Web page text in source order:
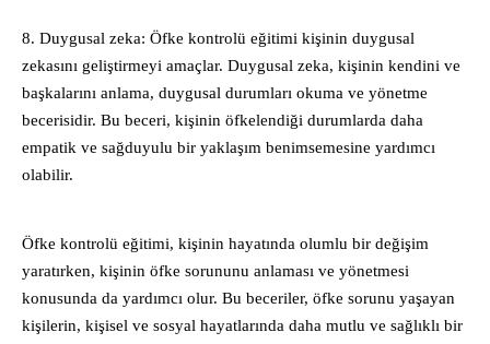
8. Duygusal zeka: Öfke kontrolü eğitimi kişinin duygusal
zekasını geliştirmeyi amaçlar. Duygusal zeka, kişinin kendini ve
başkalarını anlama, duygusal durumları okuma ve yönetme
becerisidir. Bu beceri, kişinin öfkelendiği durumlarda daha
empatik ve sağduyulu bir yaklaşım benimsemesine yardımcı
olabilir.
Öfke kontrolü eğitimi, kişinin hayatında olumlu bir değişim
yaratırken, kişinin öfke sorununu anlaması ve yönetmesi
konusunda da yardımcı olur. Bu beceriler, öfke sorunu yaşayan
kişilerin, kişisel ve sosyal hayatlarında daha mutlu ve sağlıklı bir